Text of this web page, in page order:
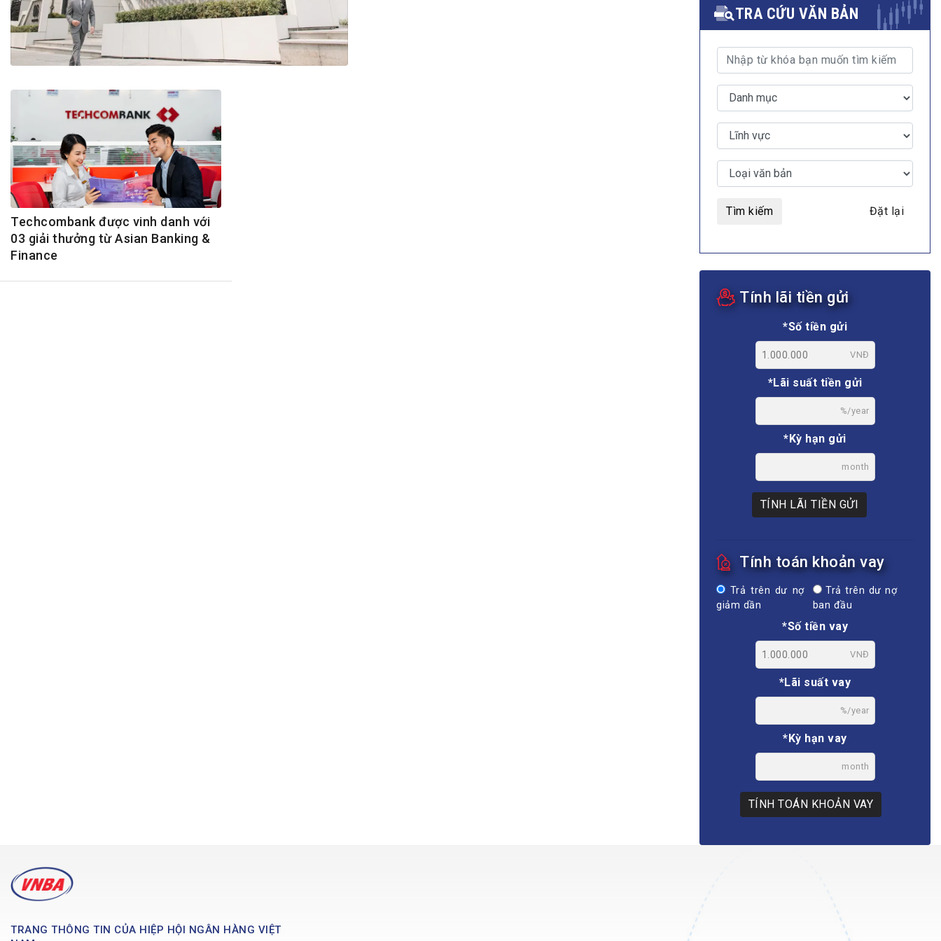
Bộ Chuẩn mực Đạo đức nghề nghiệp
Đối tác
Đấu giá tài sản
Thanh toán –Thẻ
Nhà quản trị
GÓP Ý CHÍNH SÁCH
Dự thảo luật
Tư vấn – Hỏi đáp
Tra cứu văn bản
MULTIMEDIA
Video
E-magazines
Techcombank được vinh danh với
03 giải thưởng từ Asian Banking &
Finance
TRA CỨU VĂN BẢN
Tìm kiếm Đặt lại
Tính lãi tiền gửi
*Số tiền gửi
VNĐ
*Lãi suất tiền gửi
%/year
*Kỳ hạn gửi
month
TÍNH LÃI TIỀN GỬI
Tính toán khoản vay
Trả trên dư nợ
giảm dần
Trả trên dư nợ
ban đầu
*Số tiền vay
VNĐ
*Lãi suất vay
%/year
*Kỳ hạn vay
month
TÍNH TOÁN KHOẢN VAY
TRANG THÔNG TIN CỦA HIỆP HỘI NGÂN HÀNG VIỆT